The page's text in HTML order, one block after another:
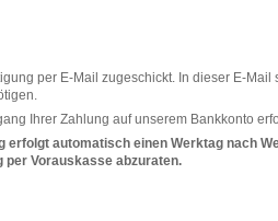
per E-Mail zugeschickt. In dieser E-Mail
Ihrer Zahlung auf unserem Bankkonto
erfolgt automatisch einen Werktag nach
per Vorauskasse abzuraten.